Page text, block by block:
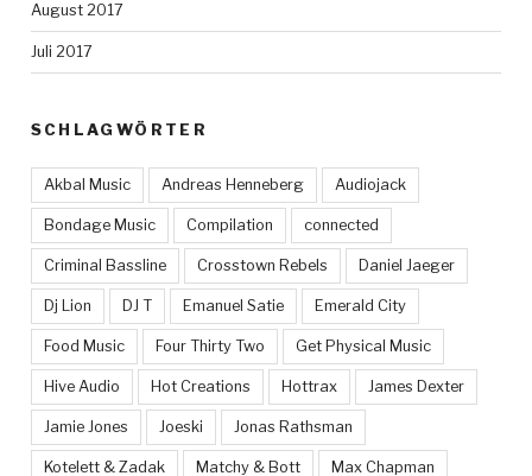
August 2017
Juli 2017
SCHLAGWÖRTER
Akbal Music Andreas Henneberg Audiojack
Bondage Music Compilation connected
Criminal Bassline Crosstown Rebels Daniel Jaeger
Dj Lion DJ T Emanuel Satie Emerald City
Food Music Four Thirty Two Get Physical Music
Hive Audio Hot Creations Hottrax James Dexter
Jamie Jones Joeski Jonas Rathsman
Kotelett & Zadak Matchy & Bott Max Chapman